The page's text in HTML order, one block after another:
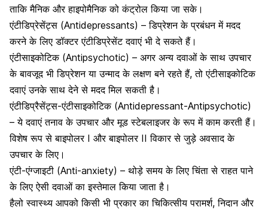
ताकि मैनिक और हाइपोमैनिक को कंट्रोल किया जा सके।
एंटीडिप्रेसेंट्स (Antidepressants) – डिप्रेशन के प्रबंधन में मदद
करने के लिए डॉक्टर एंटीडिप्रेसेंट दवाएं भी दे सकते हैं।
एंटीसाइकोटिक (Antipsychotic) – अगर अन्य दवाओं के साथ उपचार
के बावजूद भी डिप्रेशन या उन्माद के लक्षण बने रहते हैं, तो एंटीसाइकोटिक
दवाएं उनके साथ देने से मदद मिल सकती है।
एंटीडिप्रैसेंट्स-एंटीसाइकोटिक (Antidepressant-Antipsychotic)
– ये दवाएं तनाव के उपचार और मूड स्टेबलाइजर के रूप में काम करती हैं।
विशेष रूप से बाइपोलर I और बाइपोलर II विकार से जुड़े अवसाद के
उपचार के लिए।
एंटी-एंग्जाइटी (Anti-anxiety) – थोड़े समय के लिएचिंता से राहत पाने
के लिए ऐसी दवाओं का इस्तेमाल किया जाता है।
हैलो स्वास्थ्य आपको किसी भी प्रकार का चिकित्सीय परामर्श, निदान और